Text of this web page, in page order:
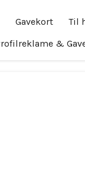
Gavekort Til
&